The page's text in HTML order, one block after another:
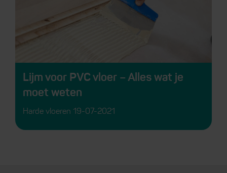
Lijm voor PVC vloer – Alles wat je
moet weten
Harde vloeren 19-07-2021